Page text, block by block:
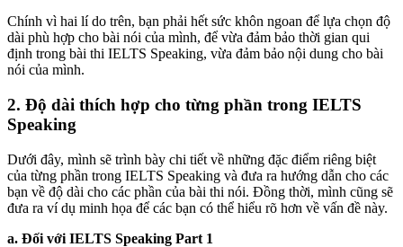
Chính vì hai lí do trên, bạn phải hết sức khôn ngoan để lựa chọn độ
dài phù hợp cho bài nói của mình, để vừa đảm bảo thời gian qui
định trong bài thi IELTS Speaking, vừa đảm bảo nội dung cho bài
nói của mình.
2. Độ dài thích hợp cho từng phần trong IELTS
Speaking
Dưới đây, mình sẽ trình bày chi tiết về những đặc điểm riêng biệt
của từng phần trong IELTS Speaking và đưa ra hướng dẫn cho các
bạn về độ dài cho các phần của bài thi nói. Đồng thời, mình cũng sẽ
đưa ra ví dụ minh họa để các bạn có thể hiểu rõ hơn về vấn đề này.
a. Đối với IELTS Speaking Part 1